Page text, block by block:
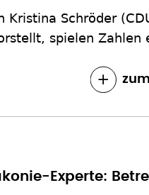
Kristina Schröder
spielen Zahlen
Experte: